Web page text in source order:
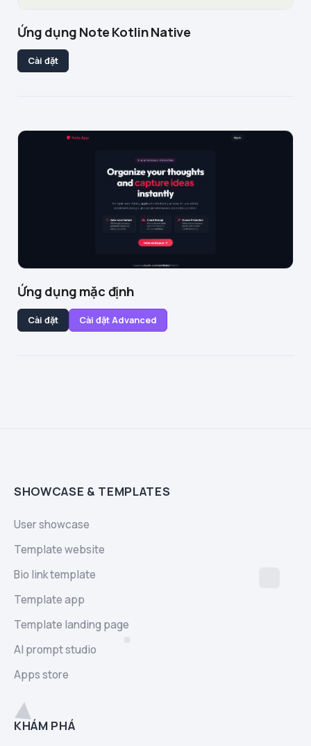
Ứng dụng Note Kotlin Native
Cài đặt
Ứng dụng mặc định
Cài đặt Cài đặt Advanced
SHOWCASE & TEMPLATES
User showcase
Template website
Bio link template
Template app
Template landing page
AI prompt studio
Apps store
KHÁM PHÁ